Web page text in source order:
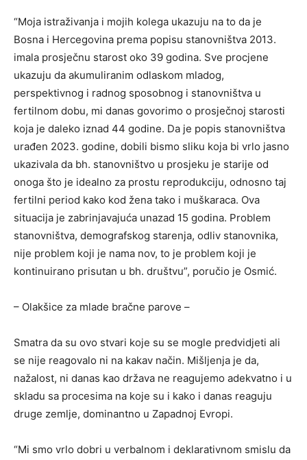
“Moja istraživanja i mojih kolega ukazuju na to da je
Bosna i Hercegovina prema popisu stanovništva 2013.
imala prosječnu starost oko 39 godina. Sve procjene
ukazuju da akumuliranim odlaskom mladog,
perspektivnog i radnog sposobnog i stanovništva u
fertilnom dobu, mi danas govorimo o prosječnoj starosti
koja je daleko iznad 44 godine. Da je popis stanovništva
urađen 2023. godine, dobili bismo sliku koja bi vrlo jasno
ukazivala da bh. stanovništvo u prosjeku je starije od
onoga što je idealno za prostu reprodukciju, odnosno taj
fertilni period kako kod žena tako i muškaraca. Ova
situacija je zabrinjavajuća unazad 15 godina. Problem
stanovništva, demografskog starenja, odliv stanovnika,
nije problem koji je nama nov, to je problem koji je
kontinuirano prisutan u bh. društvu”, poručio je Osmić.
– Olakšice za mlade bračne parove –
Smatra da su ovo stvari koje su se mogle predvidjeti ali
se nije reagovalo ni na kakav način. Mišljenja je da,
nažalost, ni danas kao država ne reagujemo adekvatno i u
skladu sa procesima na koje su i kako i danas reaguju
druge zemlje, dominantno u Zapadnoj Evropi.
“Mi smo vrlo dobri u verbalnom i deklarativnom smislu da